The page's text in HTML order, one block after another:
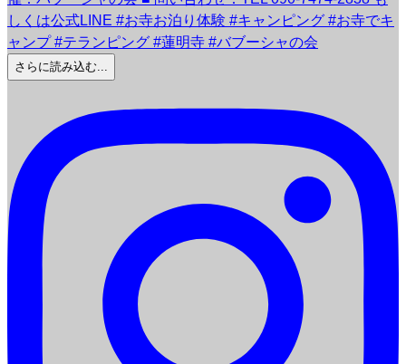
さらに読み込む...